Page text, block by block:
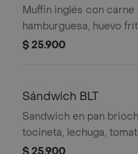
Muffin inglés con carne
hamburguesa, huevo
cheddar.
$ 25.900
Sándwich BLT
Sandwich en pan
tocineta, lechuga,
mayonesa picante.